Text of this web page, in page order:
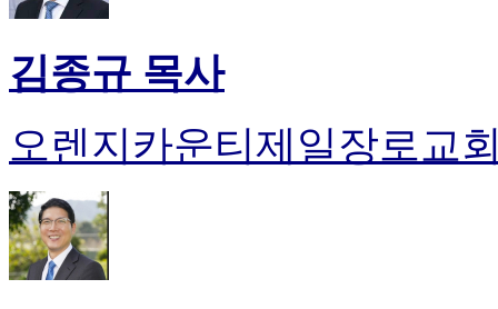
김종규 목사
오렌지카운티제일장로교